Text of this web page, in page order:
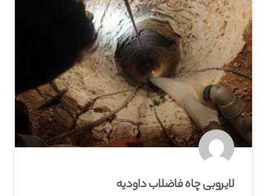
لایروبی چاه فاضلاب داودیه